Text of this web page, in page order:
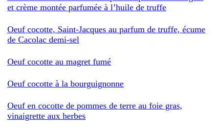
et crème montée parfumée à l’huile de truffe
Oeuf cocotte, Saint-Jacques au parfum de truffe, écume
de Cacolac demi-sel
Oeuf cocotte au magret fumé
Oeuf cocotte à la bourguignonne
Oeuf en cocotte de pommes de terre au foie gras,
vinaigrette aux herbes